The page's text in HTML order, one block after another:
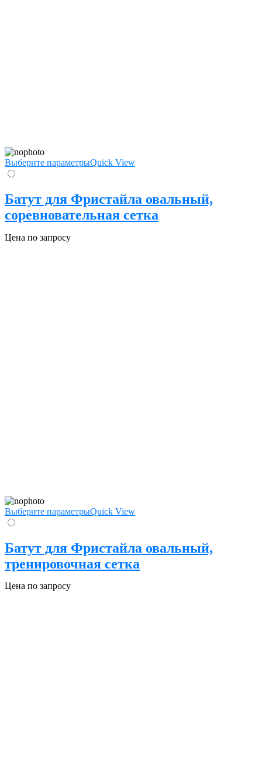
Выберите параметрыQuick View
Батут для Фристайла овальный,
соревновательная сетка
Цена по запросу
Выберите параметрыQuick View
Батут для Фристайла овальный,
тренировочная сетка
Цена по запросу